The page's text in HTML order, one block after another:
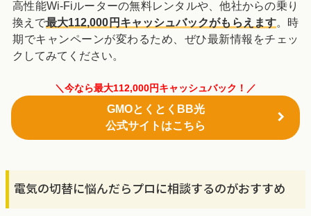
高性能Wi-Fiルーターの無料レンタルや、他社からの乗り
換えで最大112,000円キャッシュバックがもらえます。時
期でキャンペーンが変わるため、ぜひ最新情報をチェッ
クしてみてください。
＼今なら最大112,000円キャッシュバック！／
GMOとくとくBB光
公式サイトはこちら
電気の切替に悩んだらプロに相談するのがおすすめ